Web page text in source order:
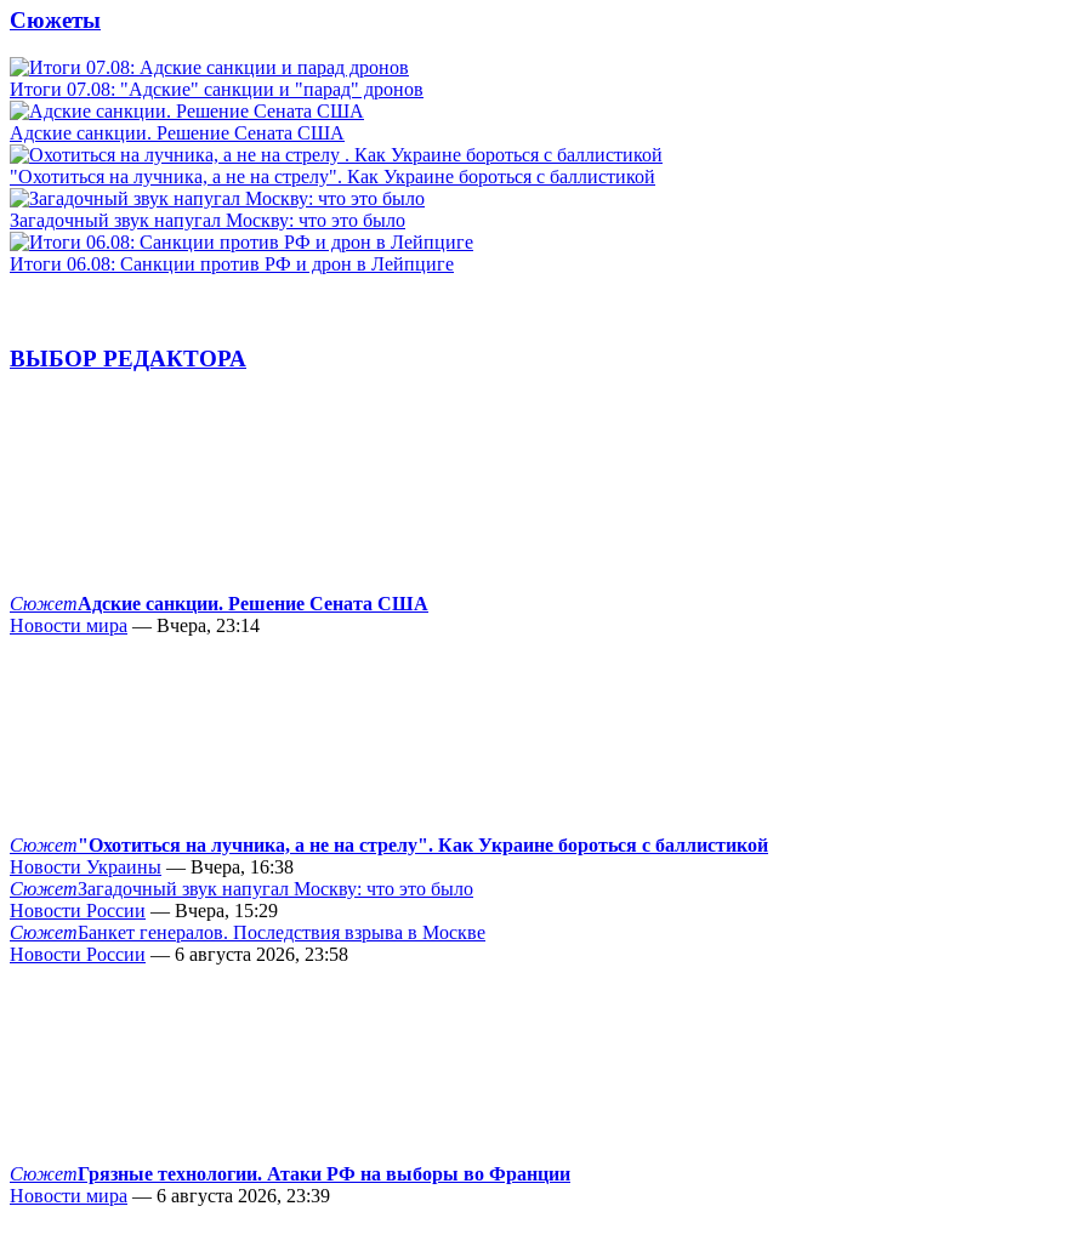
Сюжеты
Итоги 07.08: "Адские" санкции и "парад" дронов
Адские санкции. Решение Сената США
"Охотиться на лучника, а не на стрелу". Как Украине бороться с баллистикой
Загадочный звук напугал Москву: что это было
Итоги 06.08: Санкции против РФ и дрон в Лейпциге
ВЫБОР РЕДАКТОРА
СюжетАдские санкции. Решение Сената США
Новости мира — Вчера, 23:14
Сюжет"Охотиться на лучника, а не на стрелу". Как Украине бороться с баллистикой
Новости Украины — Вчера, 16:38
СюжетЗагадочный звук напугал Москву: что это было
Новости России — Вчера, 15:29
СюжетБанкет генералов. Последствия взрыва в Москве
Новости России — 6 августа 2026, 23:58
СюжетГрязные технологии. Атаки РФ на выборы во Франции
Новости мира — 6 августа 2026, 23:39